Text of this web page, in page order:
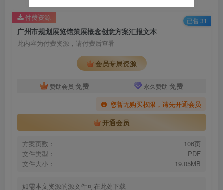
广州市规划展览馆策展概念创意方案汇报文本
此内容为付费资源，请付费后查看
会员专属资源
赞助会员 免费 永久赞助 免费
您暂无购买权限，请先开通会员
开通会员
方案页数：
106页
文件类型：
PDF
文件大小：
19.05MB
如需本文资源的源文件可在此处下载
付费资源 已售 31